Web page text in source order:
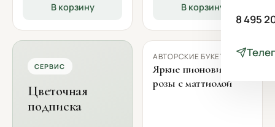
8 495
В корзину В корзину
СЕРВИС
Цветочная
подписка
АВТОРСКИЕ БУКЕТЫ
Яркие пионовидные
розы с маттиолой